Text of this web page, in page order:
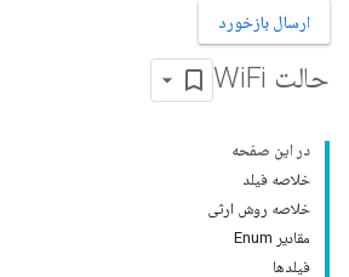
ارسال بازخورد
حالت Wi Fi
در این صفحه
خلاصه فیلد
خلاصه روش ارثی
مقادیر Enum
فیلدها